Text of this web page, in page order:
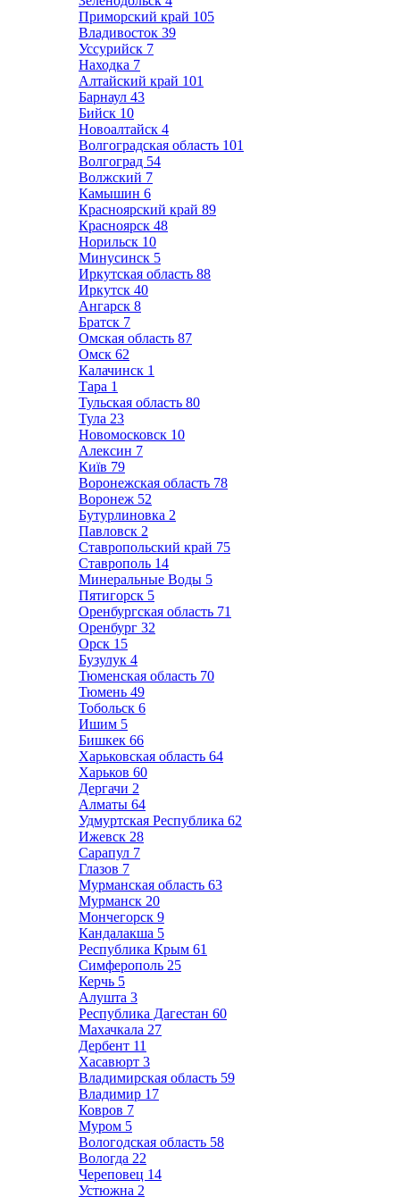
Приморский край 105
Владивосток 39
Уссурийск 7
Находка 7
Алтайский край 101
Барнаул 43
Бийск 10
Новоалтайск 4
Волгоградская область 101
Волгоград 54
Волжский 7
Камышин 6
Красноярский край 89
Красноярск 48
Норильск 10
Минусинск 5
Иркутская область 88
Иркутск 40
Ангарск 8
Братск 7
Омская область 87
Омск 62
Калачинск 1
Тара 1
Тульская область 80
Тула 23
Новомосковск 10
Алексин 7
Київ 79
Воронежская область 78
Воронеж 52
Бутурлиновка 2
Павловск 2
Ставропольский край 75
Ставрополь 14
Минеральные Воды 5
Пятигорск 5
Оренбургская область 71
Оренбург 32
Орск 15
Бузулук 4
Тюменская область 70
Тюмень 49
Тобольск 6
Ишим 5
Бишкек 66
Харьковская область 64
Харьков 60
Дергачи 2
Алматы 64
Удмуртская Республика 62
Ижевск 28
Сарапул 7
Глазов 7
Мурманская область 63
Мурманск 20
Мончегорск 9
Кандалакша 5
Республика Крым 61
Симферополь 25
Керчь 5
Алушта 3
Республика Дагестан 60
Махачкала 27
Дербент 11
Хасавюрт 3
Владимирская область 59
Владимир 17
Ковров 7
Муром 5
Вологодская область 58
Вологда 22
Череповец 14
Устюжна 2